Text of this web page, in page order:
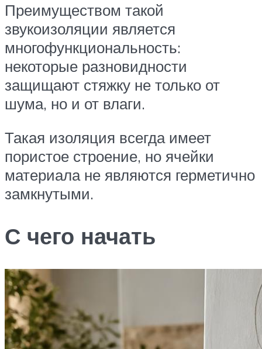
Преимуществом такой
звукоизоляции является
многофункциональность:
некоторые разновидности
защищают стяжку не только от
шума, но и от влаги.
Такая изоляция всегда имеет
пористое строение, но ячейки
материала не являются герметично
замкнутыми.
С чего начать